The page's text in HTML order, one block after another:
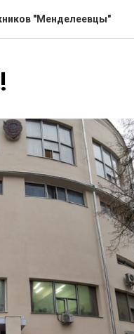
"Менделеевцы"